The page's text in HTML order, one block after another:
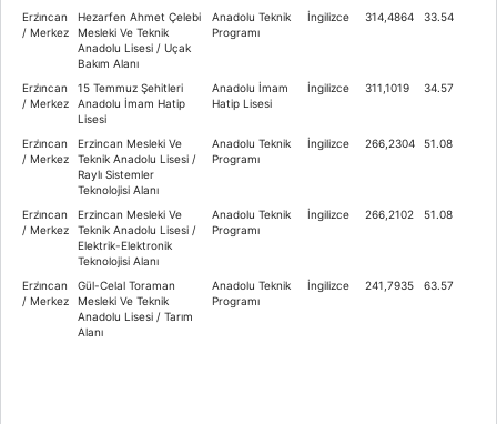
Erzi̇ncan
/ Merkez
Hezarfen Ahmet Çelebi
Mesleki Ve Teknik
Anadolu Lisesi / Uçak
Bakım Alanı
Anadolu Teknik
Programı
İngilizce 314,4864 33.54
Erzi̇ncan
/ Merkez
15 Temmuz Şehitleri
Anadolu İmam Hatip
Lisesi
Anadolu İmam
Hatip Lisesi
İngilizce 311,1019 34.57
Erzi̇ncan
/ Merkez
Erzincan Mesleki Ve
Teknik Anadolu Lisesi /
Raylı Sistemler
Teknolojisi Alanı
Anadolu Teknik
Programı
İngilizce 266,2304 51.08
Erzi̇ncan
/ Merkez
Erzincan Mesleki Ve
Teknik Anadolu Lisesi /
Elektrik-Elektronik
Teknolojisi Alanı
Anadolu Teknik
Programı
İngilizce 266,2102 51.08
Erzi̇ncan
/ Merkez
Gül-Celal Toraman
Mesleki Ve Teknik
Anadolu Lisesi / Tarım
Alanı
Anadolu Teknik
Programı
İngilizce 241,7935 63.57